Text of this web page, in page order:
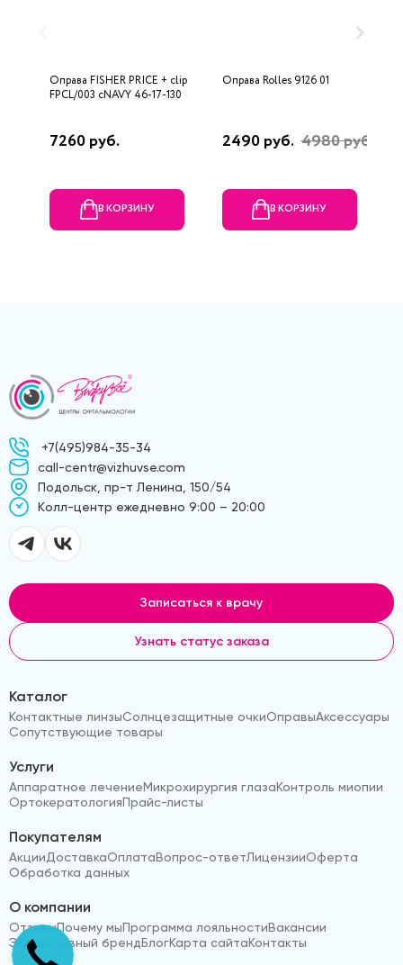
Оправа FISHER PRICE + clip
FPCL/003 cNAVY 46-17-130
7260 руб.
В КОРЗИНУ
Оправа Rolles 9126 01
2490 руб. 4980 руб.
В КОРЗИНУ
+7(495)984-35-34
call-centr@vizhuvse.com
Подольск, пр-т Ленина, 150/54
Kолл-центр ежедневно 9:00 – 20:00
Записаться к врачу
Узнать статус заказа
Каталог
Контактные линзыСолнцезащитные очкиОправыАксессуары
Сопутствующие товары
Услуги
Аппаратное лечениеМикрохирургия глазаКонтроль миопии
ОртокератологияПрайс-листы
Покупателям
АкцииДоставкаОплатаВопрос-ответЛицензииОферта
Обработка данных
О компании
ОтзывыПочему мыПрограмма лояльностиВакансии
Эксклюзивный брендБлогКарта сайтаКонтакты